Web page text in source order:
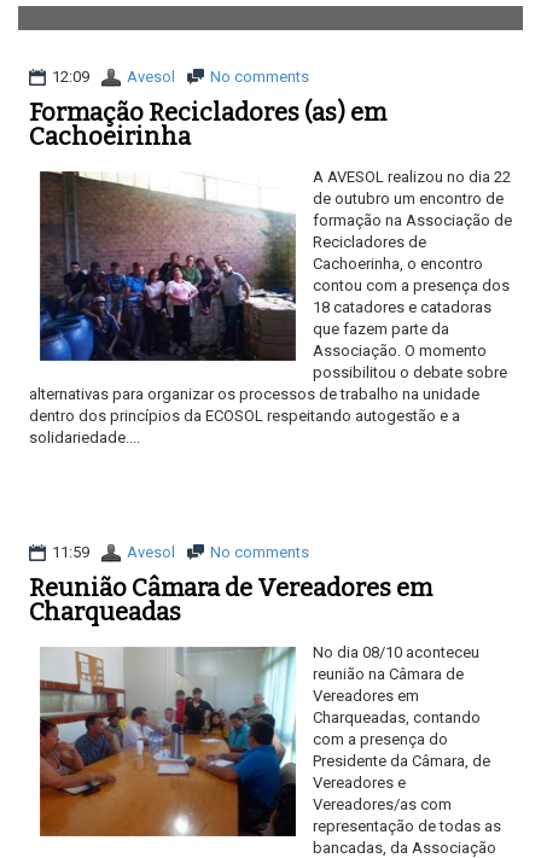
v
i
a
i
12:09 Avesol No comments
Formação Recicladores (as) em
Cachoeirinha
A AVESOL realizou no dia 22
de outubro um encontro de
formação na Associação de
Recicladores de
Cachoerinha, o encontro
contou com a presença dos
18 catadores e catadoras
que fazem parte da
Associação. O momento
possibilitou o debate sobre
alternativas para organizar os processos de trabalho na unidade
dentro dos princípios da ECOSOL respeitando autogestão e a
solidariedade....
11:59 Avesol No comments
Reunião Câmara de Vereadores em
Charqueadas
No dia 08/10 aconteceu
reunião na Câmara de
Vereadores em
Charqueadas, contando
com a presença do
Presidente da Câmara, de
Vereadores e
Vereadores/as com
representação de todas as
bancadas, da Associação